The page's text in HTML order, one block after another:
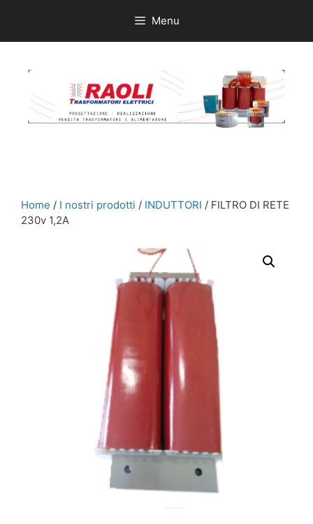
Menu
Home / I nostri prodotti / INDUTTORI / FILTRO DI RETE
230v 1,2A